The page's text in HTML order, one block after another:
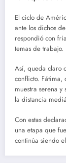
El ciclo de
ante los dichos
respondió con
temas de trabajo.
Así, queda claro
conflicto. Fátima,
muestra serena
la distancia
Con estas
una etapa que
continúa siendo